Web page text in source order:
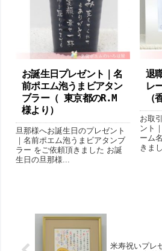
お誕生日プレゼント｜ 名
前ポエム泡うまビアタン
ブラー（ 東京都のR.M
様より ）
旦那様へお誕生日のプレゼント
｜名前ポエム泡うまビアタンブ
ラー をご依頼頂きました お誕
生日の旦那様...
退
レ
（
お取
ント
ーム
きま
米寿祝いプレ